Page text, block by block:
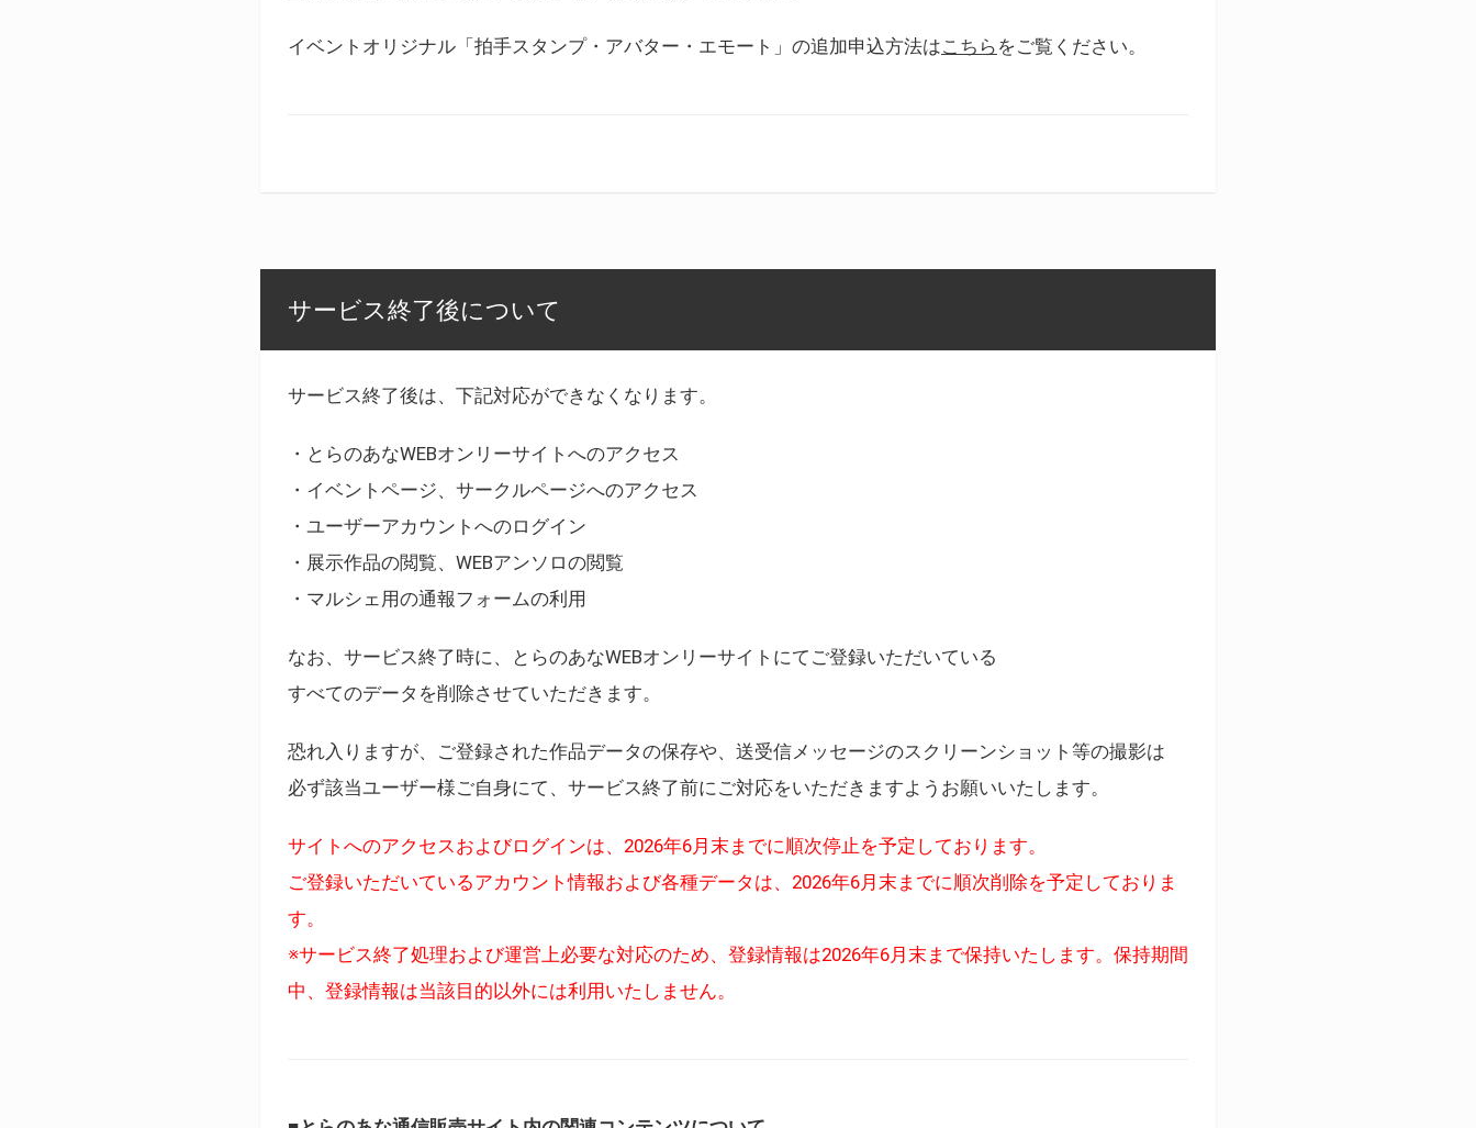
イベントオリジナル「拍手スタンプ・アバター・エモート」の追加申込方法はこちら をご覧ください。
サービス終了後について
サービス終了後は、下記対応ができなくなります。
・とらのあなWEBオンリーサイトへのアクセス
・イベントページ、サークルページへのアクセス
・ユーザーアカウントへのログイン
・展示作品の閲覧、WEBアンソロの閲覧
・マルシェ用の通報フォームの利用
なお、サービス終了時に、とらのあなWEBオンリーサイトにてご登録いただいている
すべてのデータを削除させていただきます。
恐れ入りますが、ご登録された作品データの保存や、送受信メッセージのスクリーンショット等の撮影は
必ず該当ユーザー様ご自身にて、サービス終了前にご対応をいただきますようお願いいたします。
サイトへのアクセスおよびログインは、2026年6月末までに順次停止を予定しております。
ご登録いただいているアカウント情報および各種データは、2026年6月末までに順次削除を予定しておりま
す。
※サービス終了処理および運営上必要な対応のため、登録情報は2026年6月末まで保持いたします。保持期間
中、登録情報は当該目的以外には利用いたしません。